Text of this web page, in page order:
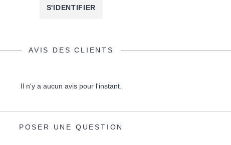
S'IDENTIFIER
AVIS DES CLIENTS
Il n'y a aucun avis pour l'instant.
POSER UNE QUESTION